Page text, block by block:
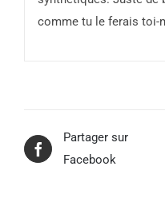
comme tu le ferais toi-
Partager sur
Facebook